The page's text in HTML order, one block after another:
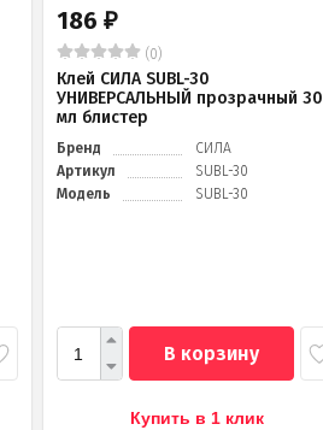
186 ₽
(0)
Клей СИЛА SUBL-30
УНИВЕРСАЛЬНЫЙ прозрачный 30
мл блистер
Бренд
СИЛА
Артикул
SUBL-30
Модель
SUBL-30
В корзину
Купить в 1 клик